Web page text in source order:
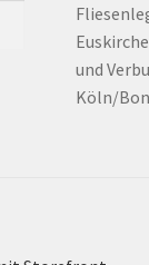
und
Köln/